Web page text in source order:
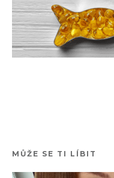
MŮŽE SE TI LÍBIT